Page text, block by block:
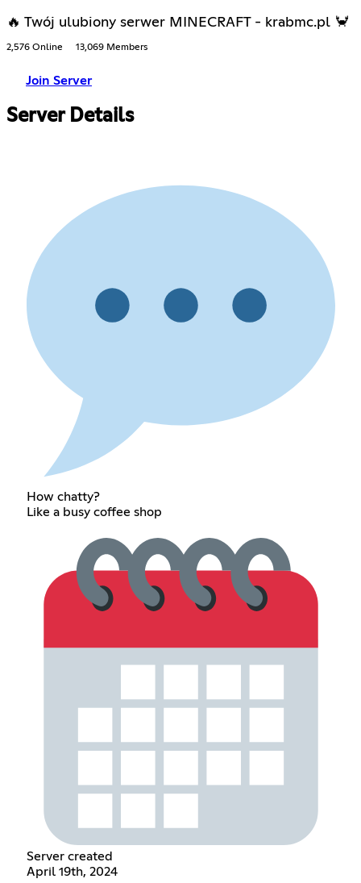
🔥 Twój ulubiony serwer MINECRAFT - krabmc.pl 🦀
2,576 Online 13,069 Members
Join Server
Server Details
How chatty?
Like a busy coffee shop
Server created
April 19th, 2024